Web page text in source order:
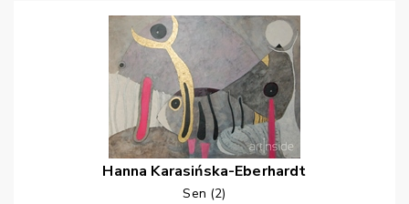
Hanna Karasińska-Eberhardt
Sen (2)